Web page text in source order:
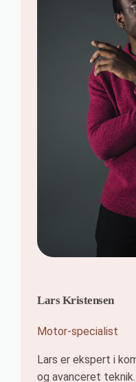
Lars Kristensen
Motor-specialist
Lars er ekspert i
og avanceret teknik.